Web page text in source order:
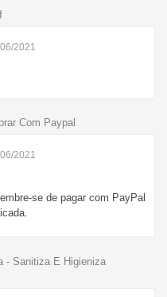
2021
Com Paypal
2021
se de pagar com PayPal
- Sanitiza E Higieniza